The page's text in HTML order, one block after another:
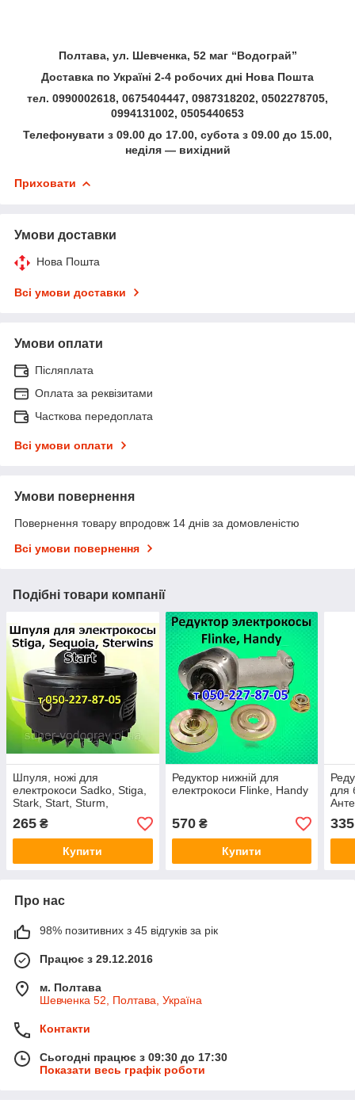
Полтава, ул. Шевченка, 52 маг “Водограй”
Доставка по Україні 2-4 робочих дні Нова Пошта
тел. 0990002618, 0675404447, 0987318202, 0502278705,
0994131002, 0505440653
Телефонувати з 09.00 до 17.00, субота з 09.00 до 15.00,
неділя — вихідний
Приховати
Умови доставки
Нова Пошта
Всі умови доставки
Умови оплати
Післяплата
Оплата за реквізитами
Часткова передоплата
Всі умови оплати
Умови повернення
Повернення товару впродовж 14 днів за домовленістю
Всі умови повернення
Подібні товари компанії
Шпуля, ножі для
електрокоси Sadko, Stiga,
Stark, Start, Sturm,
Sterwins, Sequoia
265 ₴
Купити
Редуктор нижній для
електрокоси Flinke, Handy
570₴
Купити
для
335
Про нас
98% позитивних з 45 відгуків за рік
Працює з 29.12.2016
м. Полтава
Шевченка 52, Полтава, Україна
Контакти
Сьогодні працює з 09:30 до 17:30
Показати весь графік роботи